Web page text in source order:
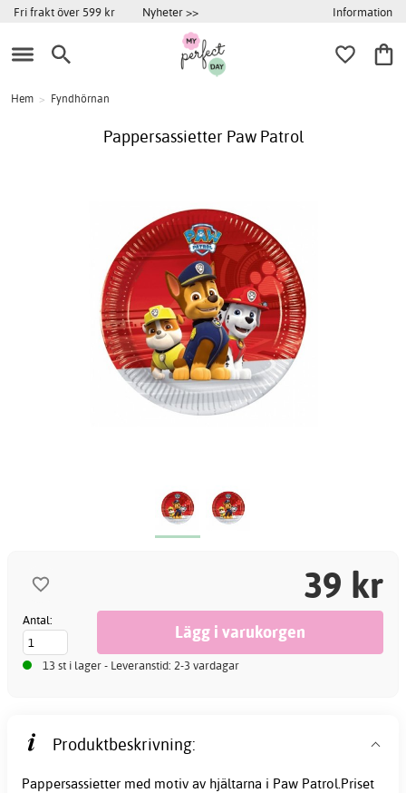
Fri frakt över 599 kr Nyheter >> Information
Hem > Fyndhörnan
Pappersassietter Paw Patrol
39 kr
Antal:
13 st i lager - Leveranstid: 2-3 vardagar
Produktbeskrivning:
Pappersassietter med motiv av hjältarna i Paw Patrol.Priset